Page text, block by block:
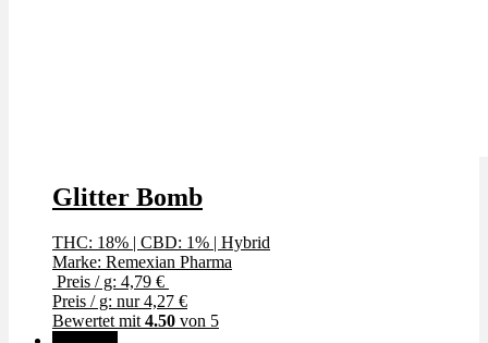
Glitter Bomb
THC: 18% CBD: 1%
Hybrid
Marke: Remexian Pharma
Preis / g: 4,79 €
Preis / g: nur 4,27 €
Bewertet mit4.50 von 5